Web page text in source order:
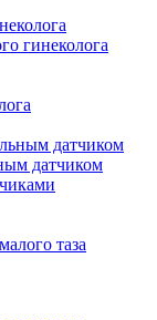
гинеколога
датчиком
датчиком
таза